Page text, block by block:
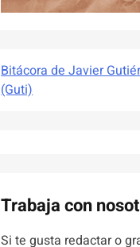
Bitácora de Javier
(Guti)
Trabaja con
Si te gusta redactar o